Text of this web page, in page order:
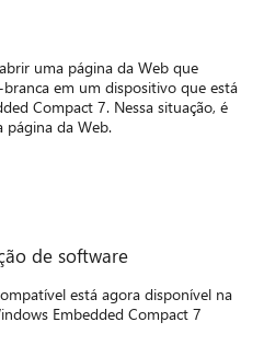
uma página da Web que
em um dispositivo que está
Compact 7. Nessa situação, é
página da Web.
de software
está agora disponível na
Embedded Compact 7